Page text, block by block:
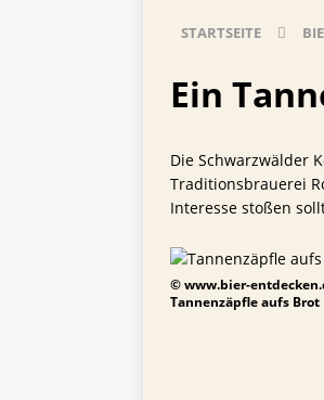
[
[
[
STARTSEITE
Ein
Die Schwarzwälder
Traditionsbrauerei
Interesse stoßen
© www.bier-
Tannenzäpfle aufs Brot